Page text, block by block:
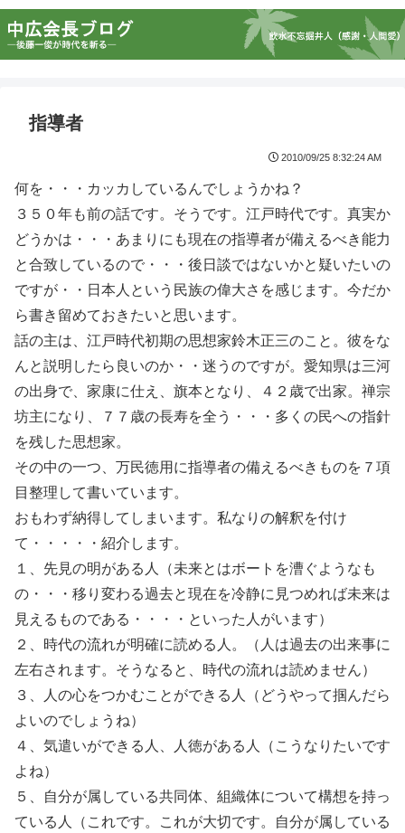
指導者
2010/09/25 8:32:24 AM
何を・・・カッカしているんでしょうかね？
３５０年も前の話です。そうです。江戸時代です。真実か
どうかは・・・あまりにも現在の指導者が備えるべき能力
と合致しているので・・・後日談ではないかと疑いたいの
ですが・・日本人という民族の偉大さを感じます。今だか
ら書き留めておきたいと思います。
話の主は、江戸時代初期の思想家鈴木正三のこと。彼をな
んと説明したら良いのか・・迷うのですが。愛知県は三河
の出身で、家康に仕え、旗本となり、４２歳で出家。禅宗
坊主になり、７７歳の長寿を全う・・・多くの民への指針
を残した思想家。
その中の一つ、万民徳用に指導者の備えるべきものを７項
目整理して書いています。
おもわず納得してしまいます。私なりの解釈を付け
て・・・・・紹介します。
１、先見の明がある人（未来とはボートを漕ぐようなも
の・・・移り変わる過去と現在を冷静に見つめれば未来は
見えるものである・・・・といった人がいます）
２、時代の流れが明確に読める人。（人は過去の出来事に
左右されます。そうなると、時代の流れは読めません）
３、人の心をつかむことができる人（どうやって掴んだら
よいのでしょうね）
４、気遣いができる人、人徳がある人（こうなりたいです
よね）
５、自分が属している共同体、組織体について構想を持っ
ている人（これです。これが大切です。自分が属している